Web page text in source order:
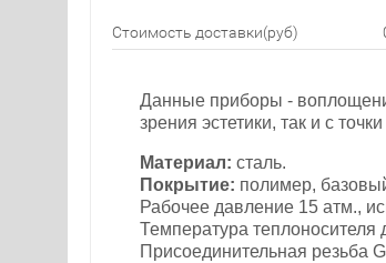
Стоимость доставки(руб)
Данные приборы -
зрения эстетики, так и с
Материал: сталь.
Покрытие: полимер,
Рабочее давление 15 атм.,
Температура теплоносителя
Присоединительная резьба